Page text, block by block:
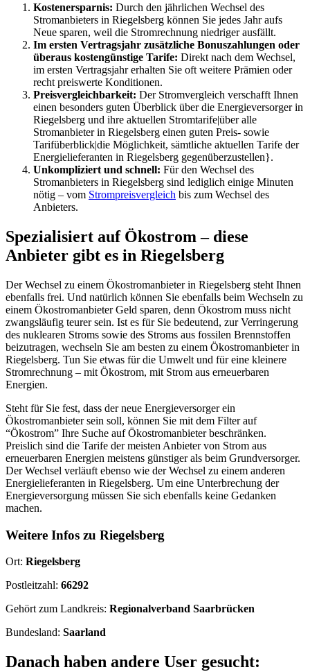
Kostenersparnis: Durch den jährlichen Wechsel des
Stromanbieters in Riegelsberg können Sie jedes Jahr aufs
Neue sparen, weil die Stromrechnung niedriger ausfällt.
Im ersten Vertragsjahr zusätzliche Bonuszahlungen oder
überaus kostengünstige Tarife: Direkt nach dem Wechsel,
im ersten Vertragsjahr erhalten Sie oft weitere Prämien oder
recht preiswerte Konditionen.
Preisvergleichbarkeit: Der Stromvergleich verschafft Ihnen
einen besonders guten Überblick über die Energieversorger in
Riegelsberg und ihre aktuellen Stromtarife|über alle
Stromanbieter in Riegelsberg einen guten Preis- sowie
Tarifüberblick|die Möglichkeit, sämtliche aktuellen Tarife der
Energielieferanten in Riegelsberg gegenüberzustellen}.
Unkompliziert und schnell: Für den Wechsel des
Stromanbieters in Riegelsberg sind lediglich einige Minuten
nötig – vom Strompreisvergleich bis zum Wechsel des
Anbieters.
Spezialisiert auf Ökostrom – diese
Anbieter gibt es in Riegelsberg
Der Wechsel zu einem Ökostromanbieter in Riegelsberg steht Ihnen
ebenfalls frei. Und natürlich können Sie ebenfalls beim Wechseln zu
einem Ökostromanbieter Geld sparen, denn Ökostrom muss nicht
zwangsläufig teurer sein. Ist es für Sie bedeutend, zur Verringerung
des nuklearen Stroms sowie des Stroms aus fossilen Brennstoffen
beizutragen, wechseln Sie am besten zu einem Ökostromanbieter in
Riegelsberg. Tun Sie etwas für die Umwelt und für eine kleinere
Stromrechnung – mit Ökostrom, mit Strom aus erneuerbaren
Energien.
Steht für Sie fest, dass der neue Energieversorger ein
Ökostromanbieter sein soll, können Sie mit dem Filter auf
“Ökostrom” Ihre Suche auf Ökostromanbieter beschränken.
Preislich sind die Tarife der meisten Anbieter von Strom aus
erneuerbaren Energien meistens günstiger als beim Grundversorger.
Der Wechsel verläuft ebenso wie der Wechsel zu einem anderen
Energielieferanten in Riegelsberg. Um eine Unterbrechung der
Energieversorgung müssen Sie sich ebenfalls keine Gedanken
machen.
Weitere Infos zu Riegelsberg
Ort: Riegelsberg
Postleitzahl: 66292
Gehört zum Landkreis: Regionalverband Saarbrücken
Bundesland: Saarland
Danach haben andere User gesucht: